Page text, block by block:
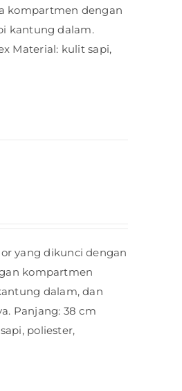
kompartmen dengan
kantung dalam.
Material: kulit sapi,
yang dikunci dengan
kompartmen
dalam, dan
Panjang: 38 cm
poliester,